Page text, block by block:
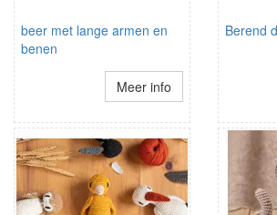
beer met lange armen en
benen
Meer info
Berend